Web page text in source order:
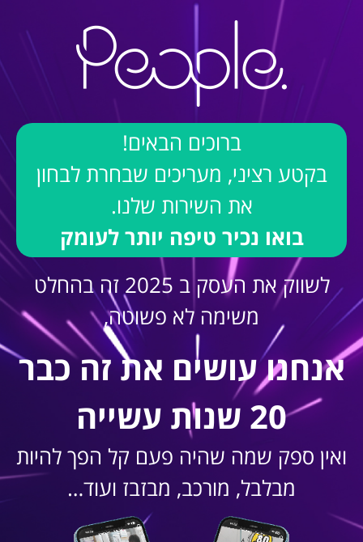
ברוכים הבאים!
בקטע רציני, מעריכים שבחרת לבחון
את השירות שלנו.
בואו נכיר טיפה יותר לעומק
לשווק את העסק ב 2025 זה בהחלט
משימה לא פשוטה,
אנחנו עושים את זה כבר
20 שנות עשייה
ואין ספק שמה שהיה פעם קל הפך להיות
מבלבל, מורכב, מבזבז ועוד…